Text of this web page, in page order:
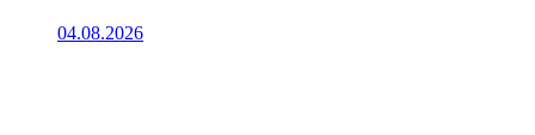
04.08.2026